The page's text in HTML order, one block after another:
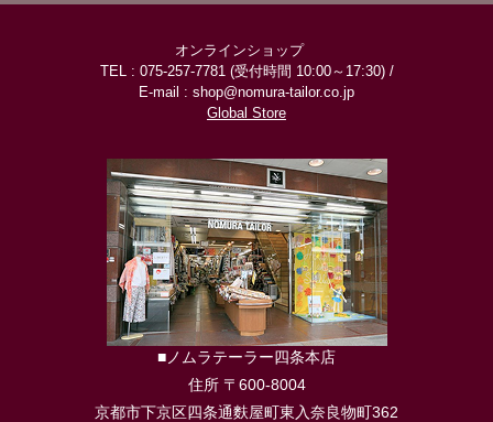
オンラインショップ
TEL : 075-257-7781 (受付時間 10:00～17:30) /
E-mail : shop@nomura-tailor.co.jp
Global Store
■ノムラテーラー四条本店
住所 〒600-8004
京都市下京区四条通麩屋町東入奈良物町362